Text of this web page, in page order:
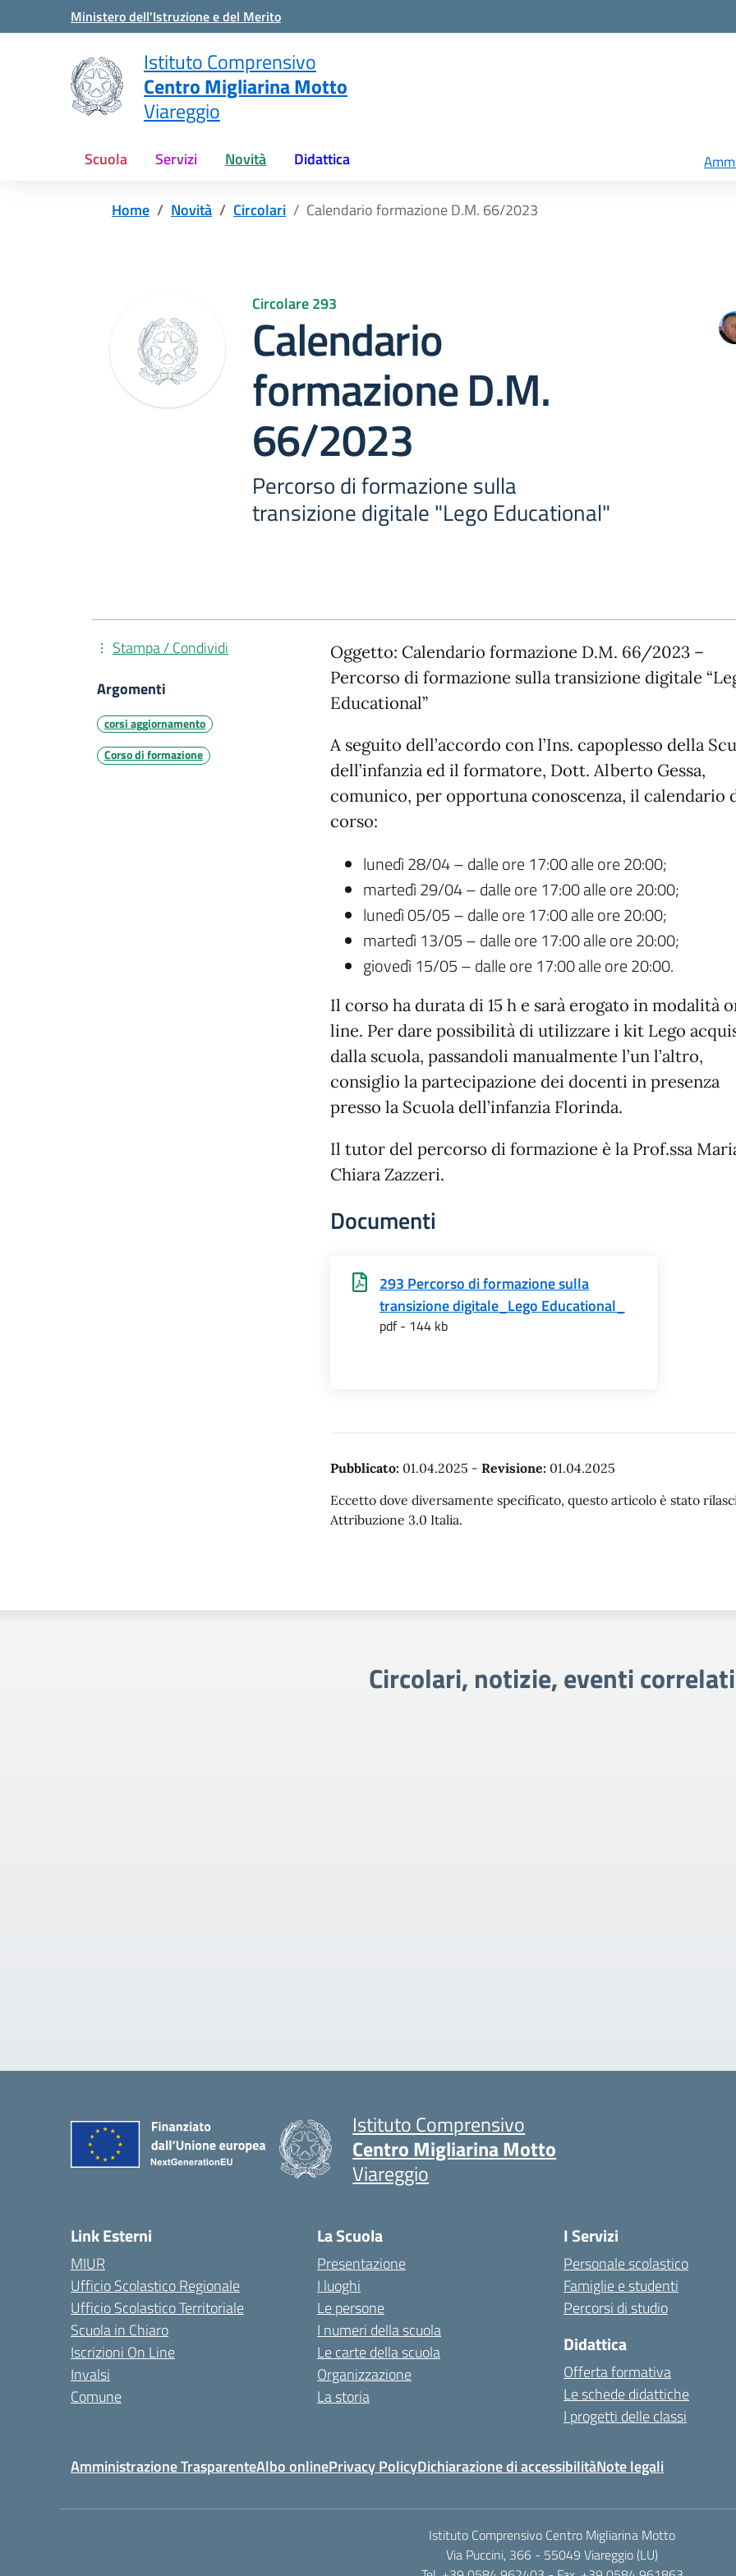
Vai ai contenuti
Vai al menu di navigazione
Ministero dell'Istruzione e del Merito
Istituto Comprensivo
Centro Migliarina Motto
Viareggio
Scuola Servizi Novità Didattica
Home Novità Circolari Calendario formazione D.M. 66/2023
Circolare 293
Calendario
formazione D.M.
66/2023
Percorso di formazione sulla
transizione digitale "Lego Educational"
Oggetto: Calendario formazione D.M. 66/2023 –
Percorso di formazione sulla transizione digitale
Educational”
A seguito dell’accordo con l’Ins. capoplesso della
dell’infanzia ed il formatore, Dott. Alberto Gessa,
comunico, per opportuna conoscenza, il calendario
corso:
lunedì 28/04 – dalle ore 17:00 alle ore 20:00;
martedì 29/04 – dalle ore 17:00 alle ore 20:00;
lunedì 05/05 – dalle ore 17:00 alle ore 20:00;
martedì 13/05 – dalle ore 17:00 alle ore 20:00;
giovedì 15/05 – dalle ore 17:00 alle ore 20:00.
Il corso ha durata di 15 h e sarà erogato in modalità
line. Per dare possibilità di utilizzare i kit Lego
dalla scuola, passandoli manualmente l’un l’altro,
consiglio la partecipazione dei docenti in presenza
presso la Scuola dell’infanzia Florinda.
Il tutor del percorso di formazione è la Prof.ssa
Chiara Zazzeri.
Documenti
293 Percorso di formazione sulla
transizione digitale_Lego Educational_
pdf - 144 kb
Pubblicato: 01.04.2025 - Revisione: 01.04.2025
Eccetto dove diversamente specificato, questo articolo è stato
Attribuzione 3.0 Italia.
Stampa / Condividi
Argomenti
corsi aggiornamento
Corso di formazione
Circolari, notizie, eventi correlati
Istituto Comprensivo
Centro Migliarina Motto
Viareggio
Link Esterni
MIUR
Ufficio Scolastico Regionale
Ufficio Scolastico Territoriale
Scuola in Chiaro
Iscrizioni On Line
Invalsi
Comune
La Scuola
Presentazione
I luoghi
Le persone
I numeri della scuola
Le carte della scuola
Organizzazione
La storia
I Servizi
Personale scolastico
Famiglie e studenti
Percorsi di studio
Didattica
Offerta formativa
Le schede didattiche
I progetti delle classi
Amministrazione TrasparenteAlbo onlinePrivacy PolicyDichiarazione di accessibilitàNote legali
Istituto Comprensivo Centro Migliarina Motto
Via Puccini, 366 - 55049 Viareggio (LU)